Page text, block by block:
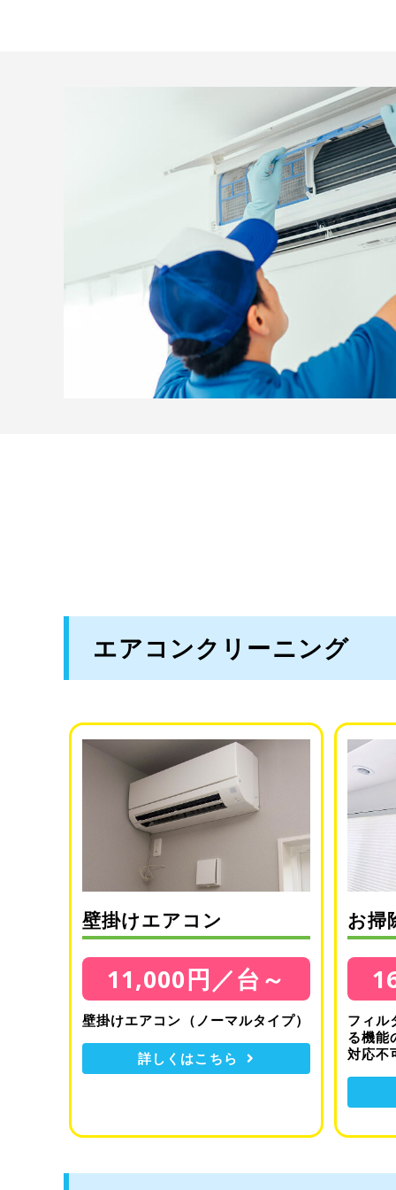
エアコンクリーニング
壁掛けエアコン
11,000円／台～
壁掛けエアコン（ノーマルタイプ）
詳しくはこちら
お掃
フィル
る機能
対応不